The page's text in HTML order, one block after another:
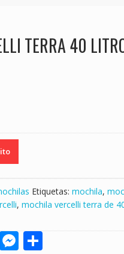
TERRA 40
Etiquetas: mochila,
, mochila vercelli terra de
W M